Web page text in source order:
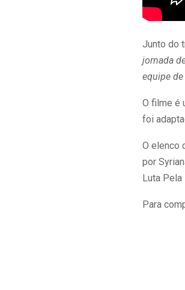
Junto do
jornada
equipe
O filme é
foi
O elenco
por
Luta Pela
Para